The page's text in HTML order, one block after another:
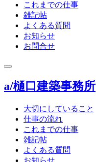
これまでの仕事
雑記帖
よくある質問
お知らせ
お問合せ
toggle
a/樋口建築事務所
大切にしていること
仕事の流れ
これまでの仕事
雑記帖
よくある質問